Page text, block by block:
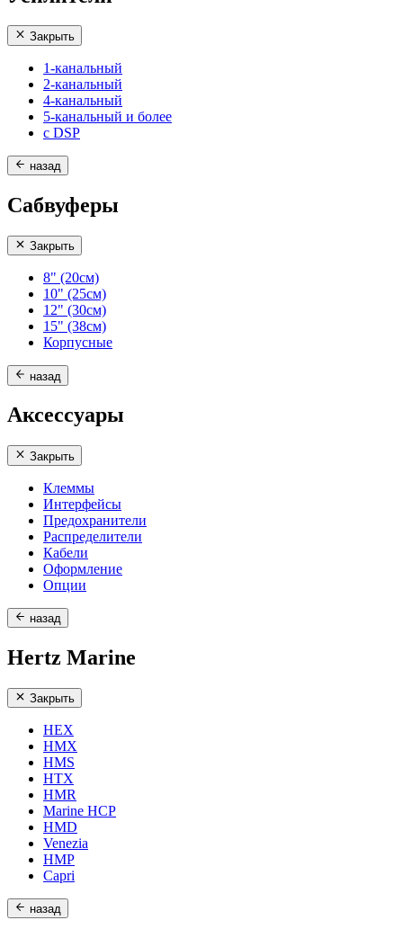
Закрыть
1-канальный
2-канальный
4-канальный
5-канальный и более
с DSP
назад
Сабвуферы
Закрыть
8" (20см)
10" (25см)
12" (30см)
15" (38см)
Корпусные
назад
Аксессуары
Закрыть
Клеммы
Интерфейсы
Предохранители
Распределители
Кабели
Оформление
Опции
назад
Hertz Marine
Закрыть
HEX
HMX
HMS
HTX
HMR
Marine HCP
HMD
Venezia
HMP
Capri
назад